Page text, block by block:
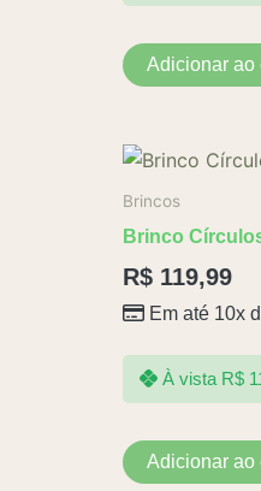
Adicionar ao
Brincos
Brinco
R$ 119,99
Em até 10x
À vista R$
Adicionar ao